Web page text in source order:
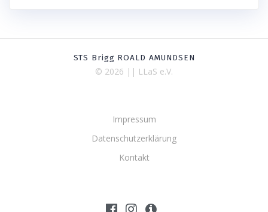
STS Brigg ROALD AMUNDSEN
© 2026 || LLaS e.V.
Impressum
Datenschutzerklärung
Kontakt